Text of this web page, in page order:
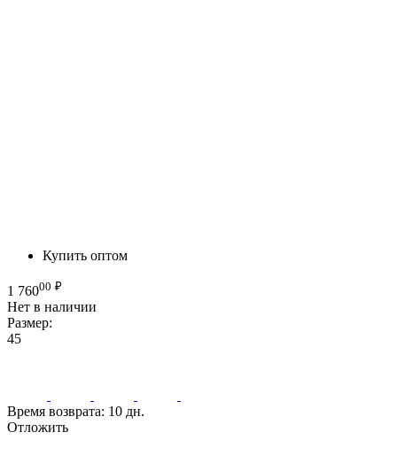
Купить оптом
1 76000 ₽
Нет в наличии
Размер:
45
Время возврата: 10 дн.
Отложить